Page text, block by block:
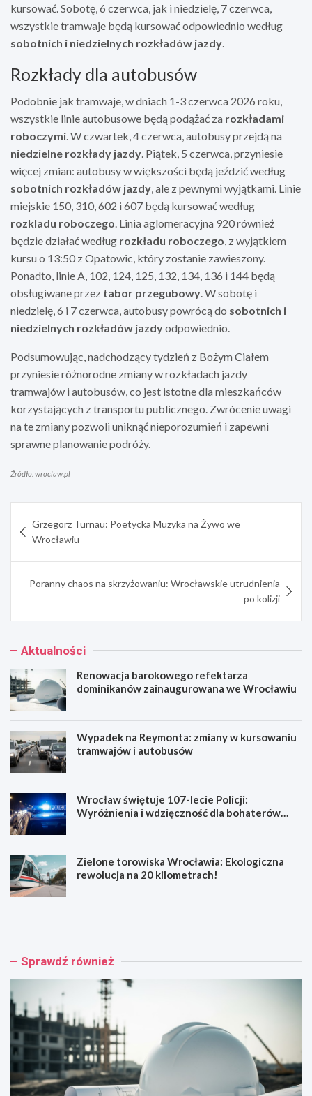
kursować. Sobotę, 6 czerwca, jak i niedzielę, 7 czerwca,
wszystkie tramwaje będą kursować odpowiednio według
sobotnich i niedzielnych rozkładów jazdy.
Rozkłady dla autobusów
Podobnie jak tramwaje, w dniach 1-3 czerwca 2026 roku,
wszystkie linie autobusowe będą podążać za rozkładami
roboczymi. W czwartek, 4 czerwca, autobusy przejdą na
niedzielne rozkłady jazdy. Piątek, 5 czerwca, przyniesie
więcej zmian: autobusy w większości będą jeździć według
sobotnich rozkładów jazdy, ale z pewnymi wyjątkami. Linie
miejskie 150, 310, 602 i 607 będą kursować według
rozkladu roboczego. Linia aglomeracyjna 920 również
będzie działać według rozkładu roboczego, z wyjątkiem
kursu o 13:50 z Opatowic, który zostanie zawieszony.
Ponadto, linie A, 102, 124, 125, 132, 134, 136 i 144 będą
obsługiwane przez tabor przegubowy. W sobotę i
niedzielę, 6 i 7 czerwca, autobusy powrócą do sobotnich i
niedzielnych rozkładów jazdyodpowiednio.
Podsumowując, nadchodzący tydzień z Bożym Ciałem
przyniesie różnorodne zmiany w rozkładach jazdy
tramwajów i autobusów, co jest istotne dla mieszkańców
korzystających z transportu publicznego. Zwrócenie uwagi
na te zmiany pozwoli uniknąć nieporozumień i zapewni
sprawne planowanie podróży.
Źródło: wroclaw.pl
wpisu
Grzegorz Turnau: Poetycka Muzyka na Żywo we
Wrocławiu
Poranny chaos na skrzyżowaniu: Wrocławskie utrudnienia
po kolizji
Aktualności
Renowacja barokowego refektarza
dominikanów zainaugurowana we Wrocławiu
Wypadek na Reymonta: zmiany w kursowaniu
tramwajów i autobusów
Wrocław świętuje 107-lecie Policji:
Wyróżnienia i wdzięczność dla bohaterów
Zielone torowiska Wrocławia: Ekologiczna
rewolucja na 20 kilometrach!
R
a
a
b
a
r
o
W
e
a
R
e
y
m
Sprawdź również